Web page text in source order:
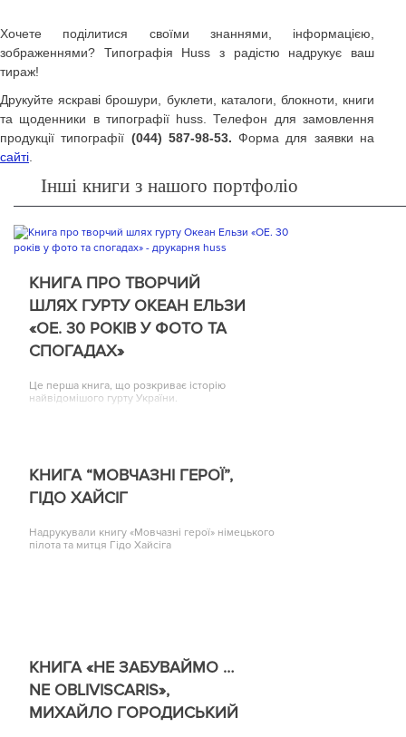
Хочете поділитися своїми знаннями, інформацією,
зображеннями? Типографія Huss з радістю надрукує ваш
тираж!
Друкуйте яскраві брошури, буклети, каталоги, блокноти, книги
та щоденники в типографії huss. Телефон для замовлення
продукції типографії (044) 587-98-53. Форма для заявки на
сайті
Інші книги з нашого портфоліо
КНИГА ПРО ТВОРЧИЙ
ШЛЯХ ГУРТУ ОКЕАН ЕЛЬЗИ
«ОЕ. 30 РОКІВ У ФОТО ТА
СПОГАДАХ»
Це перша книга, що розкриває історію
найвідомішого гурту України.
КНИГА “МОВЧАЗНІ ГЕРОЇ”,
ГІДО ХАЙСІГ
Надрукували книгу «Мовчазні герої» німецького
пілота та митця Гідо Хайсіга
КНИГА «НЕ ЗАБУВАЙМО …
NE OBLIVISCARIS»,
МИХАЙЛО ГОРОДИСЬКИЙ